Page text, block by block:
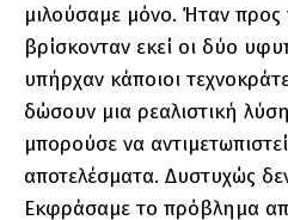
μιλούσαμε μόνο. Ήταν προς
βρίσκονταν εκεί οι δύο
υπήρχαν κάποιοι
δώσουν μια ρεαλιστική
μπορούσε να
αποτελέσματα. Δυστυχώς
Εκφράσαμε το πρόβλημα